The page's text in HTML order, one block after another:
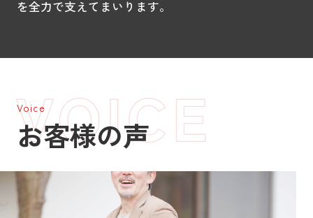
を全力で支えてまいります。
Voice
お客様の声